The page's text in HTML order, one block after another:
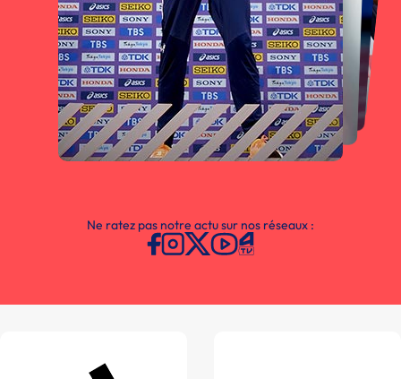
Ne ratez pas notre actu sur nos réseaux :